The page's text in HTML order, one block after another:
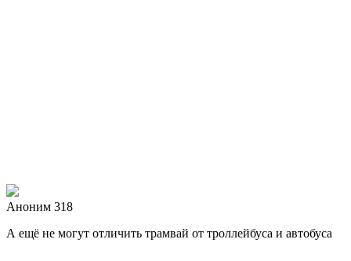
Аноним 318
А ещё не могут отличить трамвай от троллейбуса и автобуса